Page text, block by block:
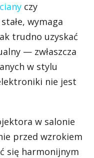
czy
wymaga
trudno uzyskać
— zwłaszcza
w stylu
nie jest
w salonie
przed wzrokiem
się harmonijnym